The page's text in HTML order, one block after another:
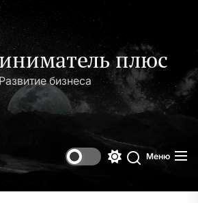
плюс
Развитие бизнеса
Поиск
Меню